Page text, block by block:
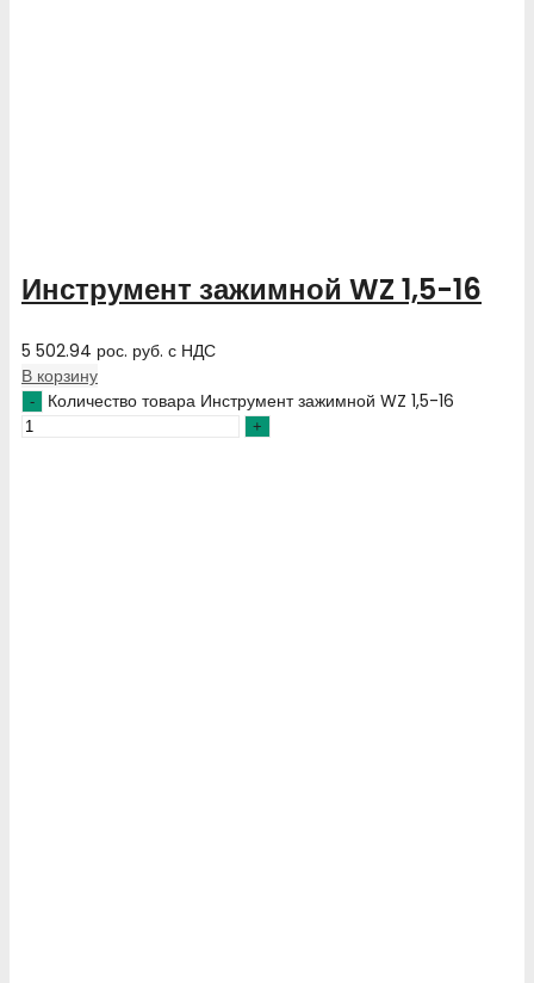
Инструмент зажимной WZ 1,5-16
5 502.94 рос. руб. с НДС
В корзину
Количество товара Инструмент зажимной WZ 1,5-16